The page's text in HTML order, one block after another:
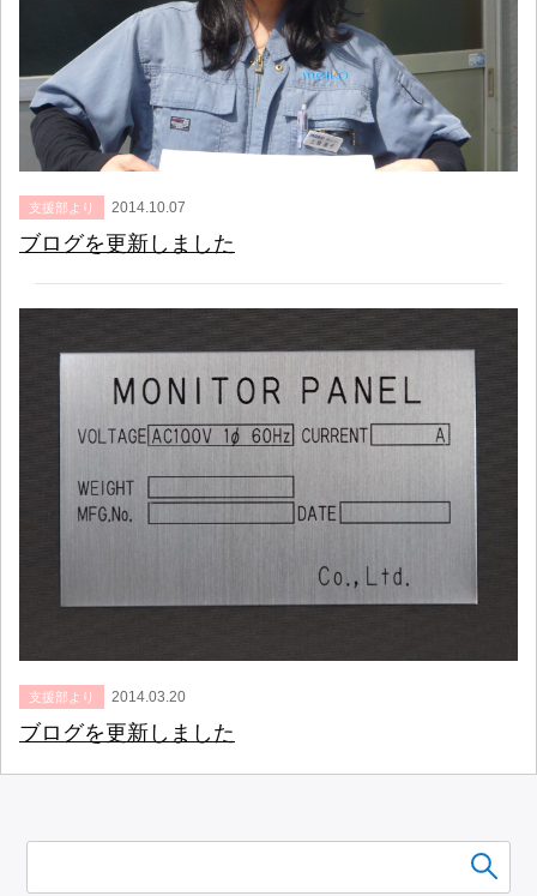
支援部より 2014.10.07
ブログを更新しました
支援部より 2014.03.20
ブログを更新しました